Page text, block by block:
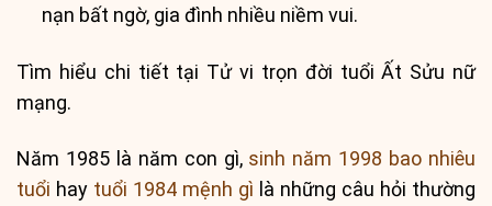
nạn bất ngờ, gia đình nhiều niềm vui.
Tìm hiểu chi tiết tại Tử vi trọn đời tuổi Ất Sửu nữ
mạng.
Năm 1985 là năm con gì, sinh năm 1998 bao nhiêu
tuổi hay tuổi 1984 mệnh gì là những câu hỏi thường